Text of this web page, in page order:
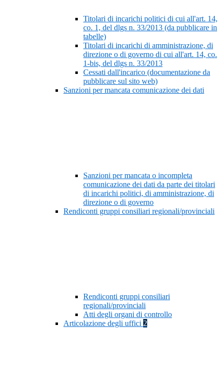
Titolari di incarichi politici di cui all'art. 14,
co. 1, del dlgs n. 33/2013 (da pubblicare in
tabelle)
Titolari di incarichi di amministrazione, di
direzione o di governo di cui all'art. 14, co.
1-bis, del dlgs n. 33/2013
Cessati dall'incarico (documentazione da
pubblicare sul sito web)
Sanzioni per mancata comunicazione dei dati
Sanzioni per mancata o incompleta
comunicazione dei dati da parte dei titolari
di incarichi politici, di amministrazione, di
direzione o di governo
Rendiconti gruppi consiliari regionali/provinciali
Rendiconti gruppi consiliari
regionali/provinciali
Atti degli organi di controllo
Articolazione degli uffici 2